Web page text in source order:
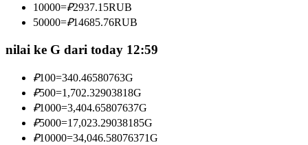
Informasi
Analisis data besar termasuk info perdagangan, dll.
10000=₽2937.15RUB
50000=₽14685.76RUB
nilai ke G dari today 12:59
₽100=340.46580763G
₽500=1,702.32903818G
₽1000=3,404.65807637G
₽5000=17,023.29038185G
₽10000=34,046.58076371G